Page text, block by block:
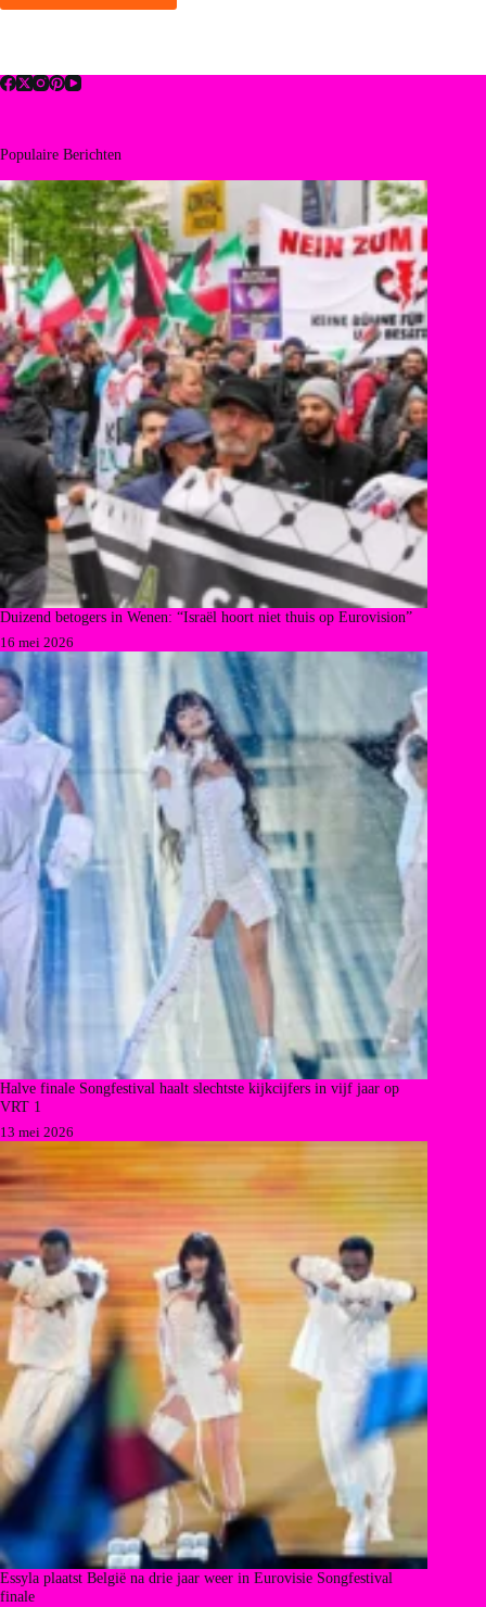
Populaire Berichten
Duizend betogers in Wenen: “Israël hoort niet thuis op Eurovision”
16 mei 2026
Halve finale Songfestival haalt slechtste kijkcijfers in vijf jaar op
VRT 1
13 mei 2026
Essyla plaatst België na drie jaar weer in Eurovisie Songfestival
finale